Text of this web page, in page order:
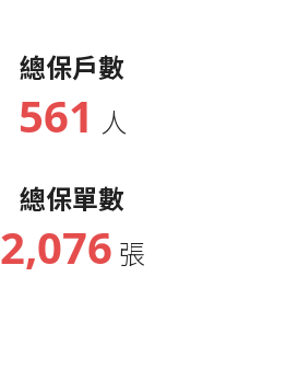
總保戶數
561 人
總保單數
2,076 張